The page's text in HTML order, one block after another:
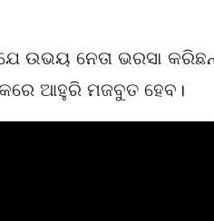
ଉଭୟ ନେତା ଭରସା
ଆହୁରି ମଜବୁତ ହେବ।